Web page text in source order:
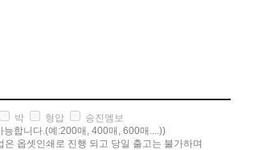
박 형압
송진엠보
능합니다.(예:200매, 400매, 600매....))
은 옵셋인쇄로 진행 되고 당일 출고는 불가하며